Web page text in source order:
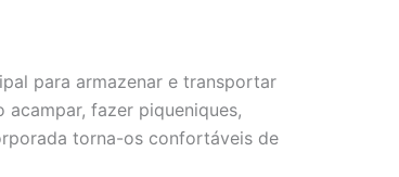
para armazenar e transportar
fazer piqueniques,
torna-os confortáveis de